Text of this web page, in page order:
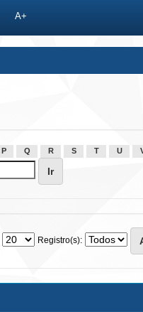
A+
P Q R S T U
Registro(s):